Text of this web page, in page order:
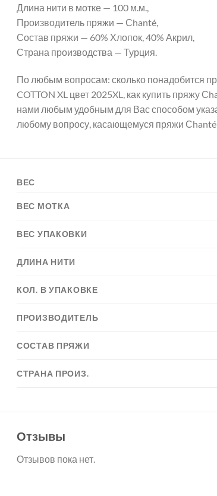
Длина нити в мотке — 100 м.м.,
Производитель пряжи — Сhanté,
Состав пряжи — 60% Хлопок, 40% Акрил,
Страна производства — Турция.
По любым вопросам: сколько понадобится
COTTON XL цвет 2025XL, как купить пряжу
нами любым удобным для Вас способом
любому вопросу, касающемуся пряжи Сhanté
ВЕС
ВЕС МОТКА
ВЕС УПАКОВКИ
ДЛИНА НИТИ
КОЛ. В УПАКОВКЕ
ПРОИЗВОДИТЕЛЬ
СОСТАВ ПРЯЖИ
СТРАНА ПРОИЗ.
Отзывы
Отзывов пока нет.